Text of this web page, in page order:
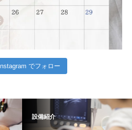
Instagram でフォロー
設備紹介